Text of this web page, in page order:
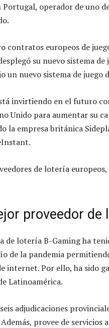
operador de uno
contratos europeos de
su nuevo sistema
un nuevo sistema de juego
invirtiendo en el futuro
Unido para aumentar su
la empresa británica
de lotería
proveedor
de lotería B-Gaming ha
de la pandemia
internet. Por ello, ha sido
Latinoamérica.
adjudicaciones
provee de servicios